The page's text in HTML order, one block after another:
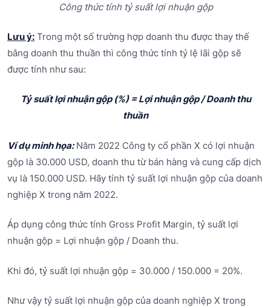
Công thức tính tỷ suất lợi nhuận gộp
Lưu ý: Trong một số trường hợp doanh thu được thay thế
bằng doanh thu thuần thì công thức tính tỷ lệ lãi gộp sẽ
được tính như sau:
Tỷ suất lợi nhuận gộp (%) = Lợi nhuận gộp / Doanh thu
thuần
Ví dụ minh họa:Năm 2022 Công ty cổ phần X có lợi nhuận
gộp là 30.000 USD, doanh thu từ bán hàng và cung cấp dịch
vụ là 150.000 USD. Hãy tính tỷ suất lợi nhuận gộp của doanh
nghiệp X trong năm 2022.
Áp dụng công thức tính Gross Profit Margin, tỷ suất lợi
nhuận gộp = Lợi nhuận gộp / Doanh thu.
Khi đó, tỷ suất lợi nhuận gộp = 30.000 / 150.000 = 20%.
Như vậy tỷ suất lợi nhuận gộp của doanh nghiệp X trong